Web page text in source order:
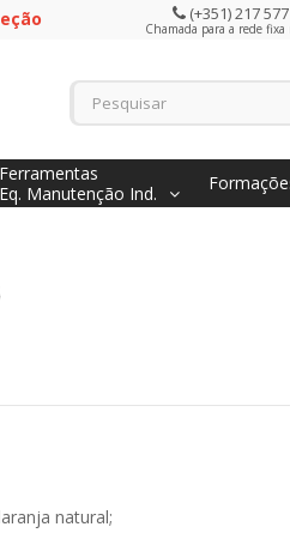
(+351) 217
Chamada para a rede fixa
Ferramentas
Eq. Manutenção Ind.
natural;